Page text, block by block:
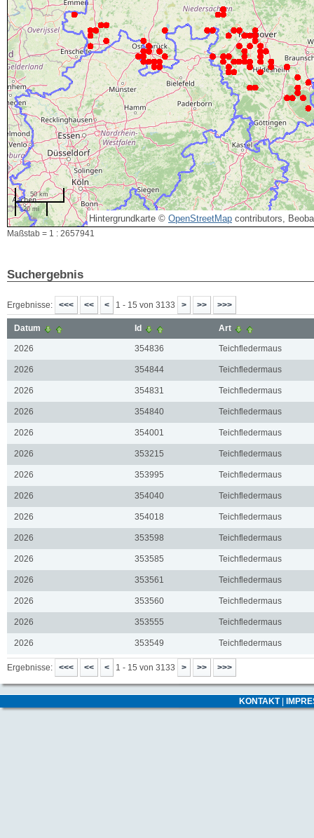
Hintergrundkarte © OpenStreetMap contributors,
50 km
20 mi
Maßstab = 1 : 2657941
Suchergebnis
Ergebnisse: 1 - 15 von 3133
Datum Id Art
2026 354836 Teichfledermaus
2026 354844 Teichfledermaus
2026 354831 Teichfledermaus
2026 354840 Teichfledermaus
2026 354001 Teichfledermaus
2026 353215 Teichfledermaus
2026 353995 Teichfledermaus
2026 354040 Teichfledermaus
2026 354018 Teichfledermaus
2026 353598 Teichfledermaus
2026 353585 Teichfledermaus
2026 353561 Teichfledermaus
2026 353560 Teichfledermaus
2026 353555 Teichfledermaus
2026 353549 Teichfledermaus
Ergebnisse: 1 - 15 von 3133
KONTAKT|